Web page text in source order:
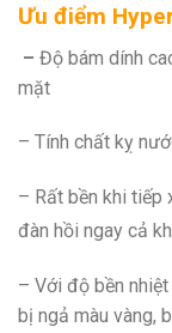
Ưu điểm
– Độ bám dính
mặt
– Tính chất kỵ
– Rất bền khi tiếp
đàn hồi ngay cả
– Với độ bền
bị ngả màu vàng,